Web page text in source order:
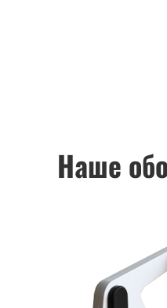
Наше